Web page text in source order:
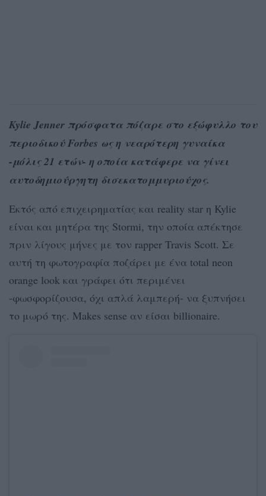
Kylie Jenner πρόσφατα πόζαρε στο εξώφυλλο του
περιοδικού Forbes ως η νεαρότερη γυναίκα
-μόλις 21 ετών- η οποία κατάφερε να γίνει
αυτοδημιούργητη δισεκατομμυριούχος.
Εκτός από επιχειρηματίας και reality star η Kylie
είναι και μητέρα της Stormi, την οποία απέκτησε
πριν λίγους μήνες με τον rapper Travis Scott. Σε
αυτή τη φωτογραφία ποζάρει με ένα total neon
orange look και γράφει ότι περιμένει
-φωσφορίζουσα, όχι απλά λαμπερή- να ξυπνήσει
το μωρό της. Makes sense αν είσαι billionaire.